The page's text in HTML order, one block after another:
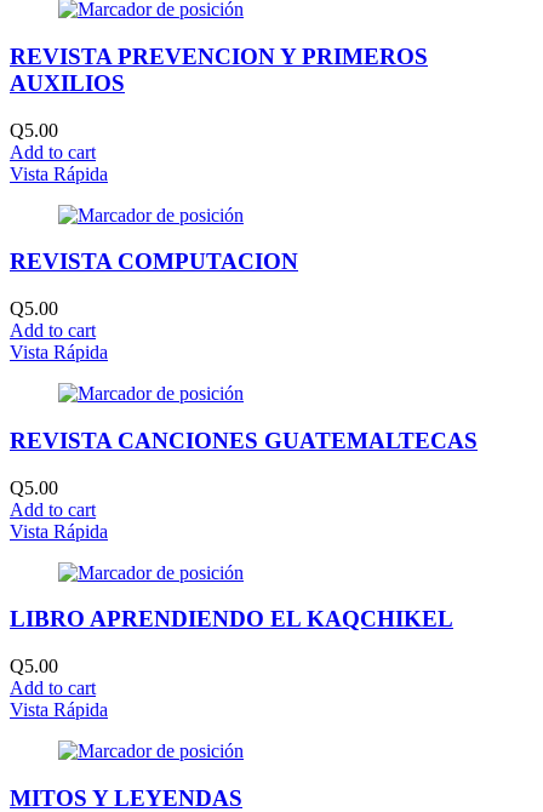
REVISTA PREVENCION Y PRIMEROS
AUXILIOS
Q5.00
Add to cart
Vista Rápida
REVISTA COMPUTACION
Q5.00
Add to cart
Vista Rápida
REVISTA CANCIONES GUATEMALTECAS
Q5.00
Add to cart
Vista Rápida
LIBRO APRENDIENDO EL KAQCHIKEL
Q5.00
Add to cart
Vista Rápida
MITOS Y LEYENDAS